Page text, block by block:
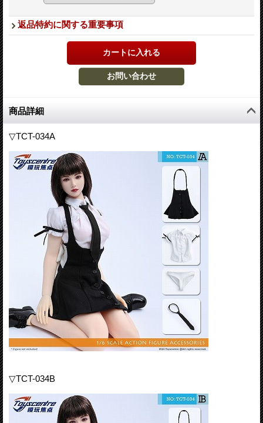
返品特約に関する重要事項
商品詳細
▽TCT-034A
▽TCT-034B